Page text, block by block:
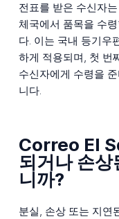
전표를 받은 수신자
체국에서 품목을 수
다. 이는 국내 등기우
하게 적용되며, 첫 번
수신자에게 수령을
니다.
Correo El
되거나 손상
니까?
분실, 손상 또는 지연